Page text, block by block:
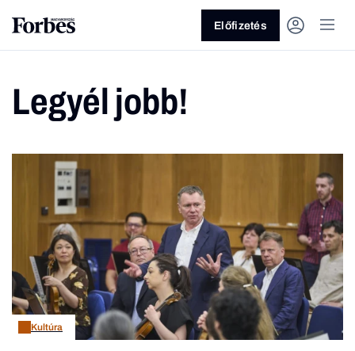
Vagy fedezze fel a következő
témákat
Üzlet Pénz Zöld Legyél jobb!
Előfizetés
Legyél jobb!
Kultúra